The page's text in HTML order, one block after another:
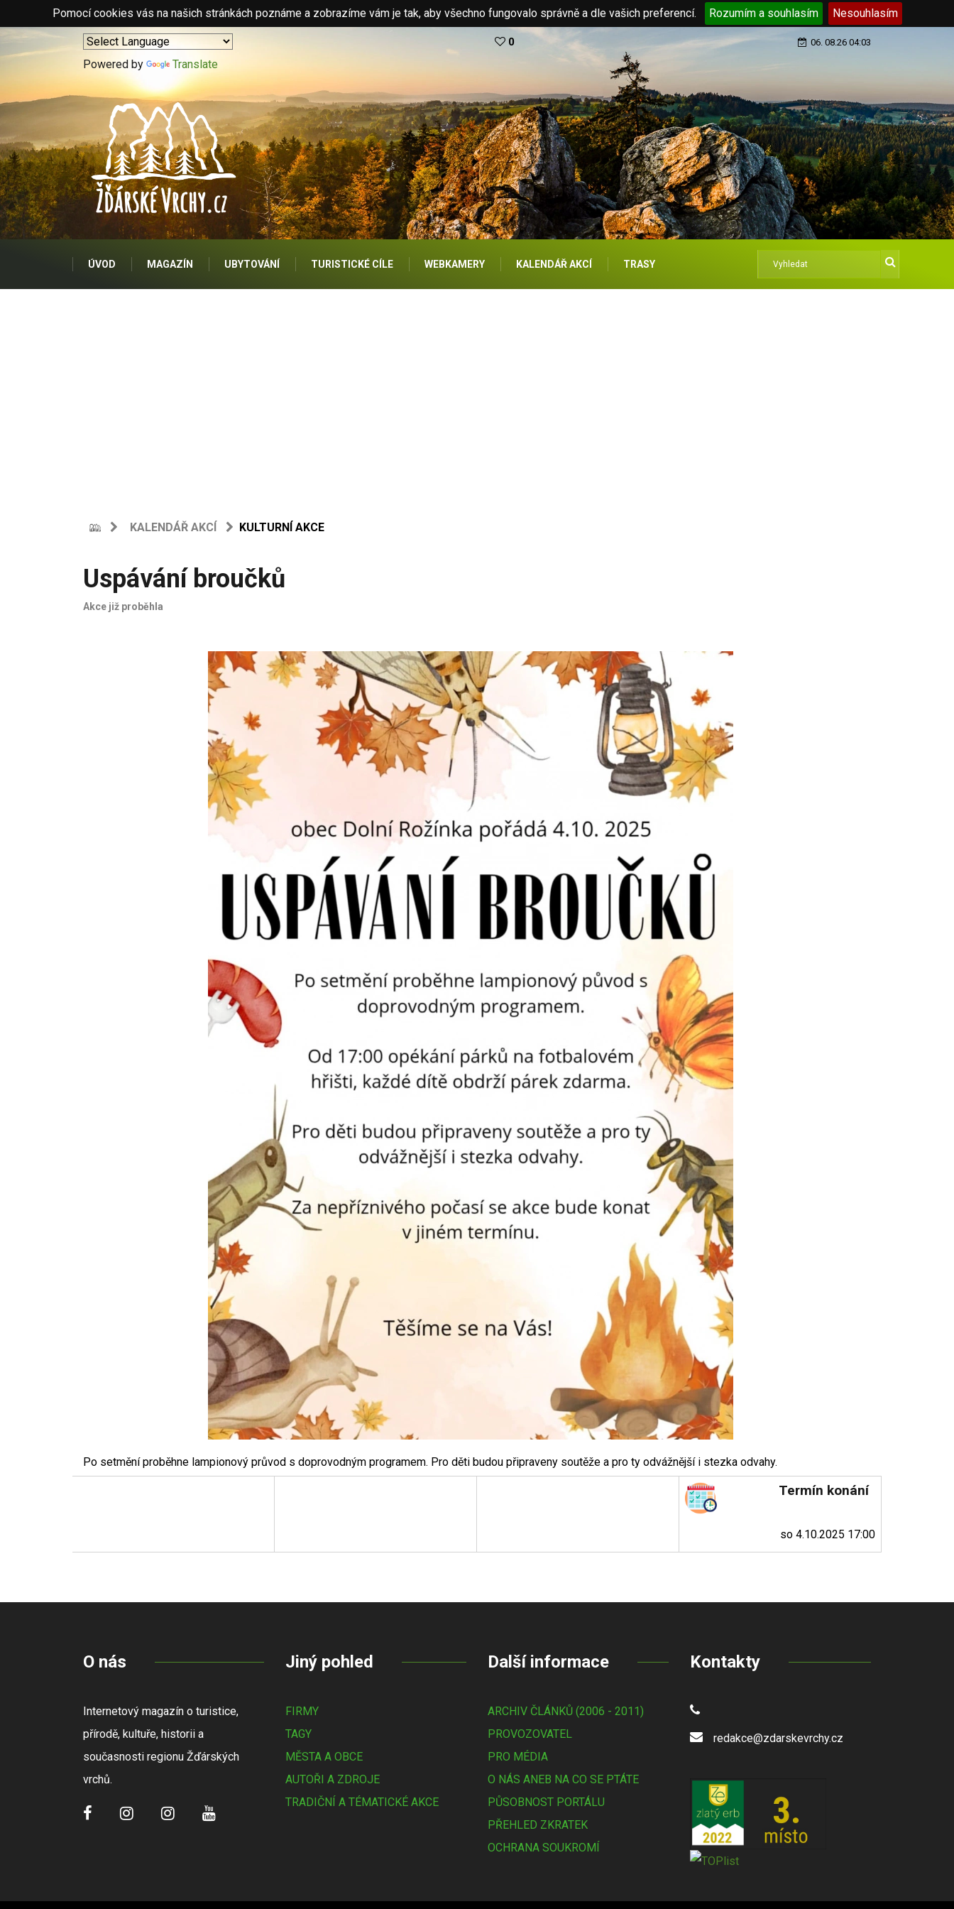
Pomocí cookies vás na našich stránkách poznáme a zobrazíme vám je tak, aby všechno fungovalo správně a dle vašich preferencí. Rozumím a souhlasím Nesouhlasím
Powered by Translate
0 06. 08.26 04:03
ÚVOD MAGAZÍN UBYTOVÁNÍ TURISTICKÉ CÍLE WEBKAMERY KALENDÁŘ AKCÍ TRASY
KALENDÁŘ AKCÍ KULTURNÍ AKCE
Uspávání broučků
Akce již proběhla
Po setmění proběhne lampionový průvod s doprovodným programem. Pro děti budou připraveny soutěže a pro ty odvážnější i stezka odvahy.
Termín konání
so 4.10.2025 17:00
O nás
Internetový magazín o turistice,
přírodě, kultuře, historii a
současnosti regionu Žďárských
vrchů.
Jiný pohled
FIRMY
TAGY
MĚSTA A OBCE
AUTOŘI A ZDROJE
TRADIČNÍ A TÉMATICKÉ AKCE
Další informace
ARCHIV ČLÁNKŮ (2006 - 2011)
PROVOZOVATEL
PRO MÉDIA
O NÁS ANEB NA CO SE PTÁTE
PŮSOBNOST PORTÁLU
PŘEHLED ZKRATEK
OCHRANA SOUKROMÍ
Kontakty
redakce@zdarskevrchy.cz